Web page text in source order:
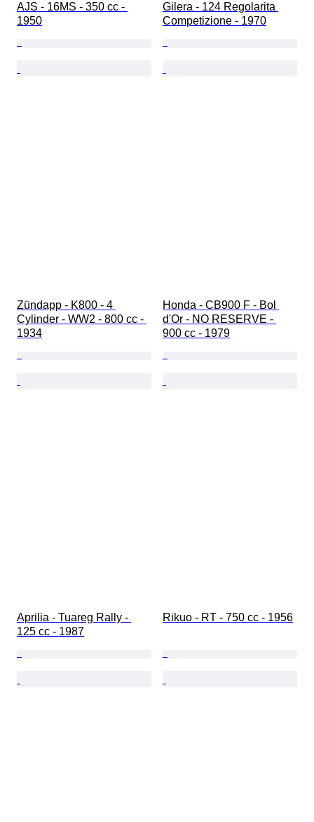
AJS - 16MS - 350 cc -
1950
Gilera - 124 Regolarita
Competizione - 1970
Zündapp - K800 - 4
Cylinder - WW2 - 800 cc -
1934
Honda - CB900 F - Bol
d'Or - NO RESERVE -
900 cc - 1979
Aprilia - Tuareg Rally -
125 cc - 1987
Rikuo - RT - 750 cc - 1956